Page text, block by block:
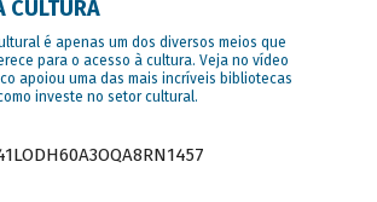
CULTURA
é apenas um dos diversos meios que
para o acesso à cultura. Veja no vídeo
apoiou uma das mais incríveis bibliotecas
investe no setor cultural.